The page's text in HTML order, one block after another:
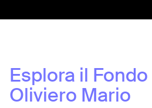
Esplora il Fondo
Oliviero Mario